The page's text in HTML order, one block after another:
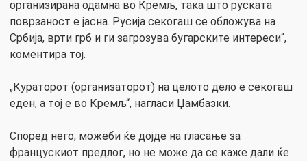
организирана одамна во Кремљ, така што руската
поврзаност е јасна. Русија секогаш се обложува на
Србија, врти грб и ги загрозува бугарските интереси“,
коментира тој.
„Кураторот (организаторот) на целото дело е секогаш
еден, а тој е во Кремљ“, нагласи Џамбазки.
Според него, можеби ќе дојде на гласање за
францускиот предлог, но не може да се каже дали ќе